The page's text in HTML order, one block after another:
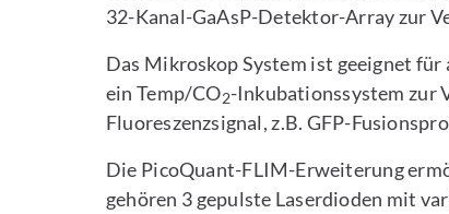
32-Kanal-GaAsP-Detektor-Array zur
Das Mikroskop System ist geeignet für
ein Temp/CO2-Inkubationssystem zur
Fluoreszenzsignal, z.B. GFP-
Die PicoQuant-FLIM-Erweiterung
gehören 3 gepulste Laserdioden mit